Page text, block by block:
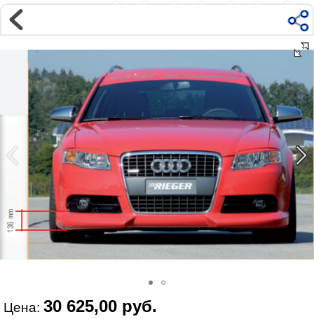
Магазин
Интернет-магазин �...
Внешний тюнинг
Цена: 30 625,00 руб.
Наверх ▲
Наши контакты:
г. Москва, м.ВДНХ
ул Ярославская д9 к2с5
Маршрут на Авто|Маршрут пешком
Телефон:
+7 985 364 2044
@vonardtuning:vonard.ru
График работы по московскому времени:
пн-пт 10:30-19:00,сб 12:00-16:00
Мы в соц сетях: